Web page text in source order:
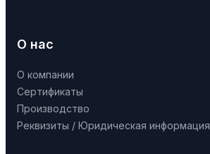
О нас
О компании
Сертификаты
Производство
Реквизиты / Юридическая информация